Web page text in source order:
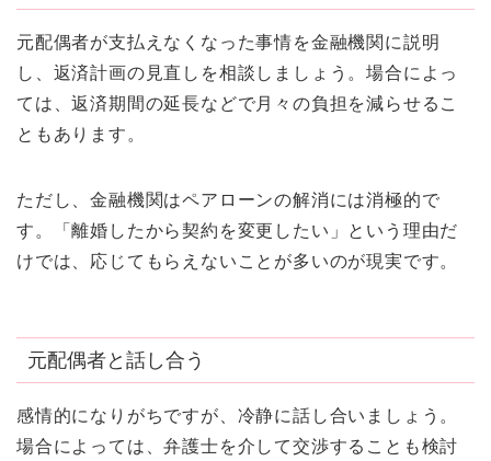
元配偶者が支払えなくなった事情を金融機関に説明
し、返済計画の見直しを相談しましょう。場合によっ
ては、返済期間の延長などで月々の負担を減らせるこ
ともあります。
ただし、金融機関はペアローンの解消には消極的で
す。「離婚したから契約を変更したい」という理由だ
けでは、応じてもらえないことが多いのが現実です。
元配偶者と話し合う
感情的になりがちですが、冷静に話し合いましょう。
場合によっては、弁護士を介して交渉することも検討